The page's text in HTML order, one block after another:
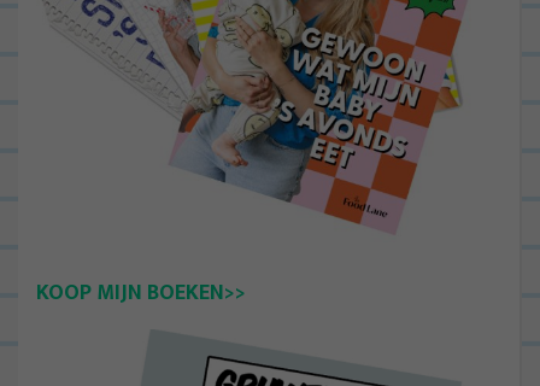
KOOP MIJN BOEKEN>>